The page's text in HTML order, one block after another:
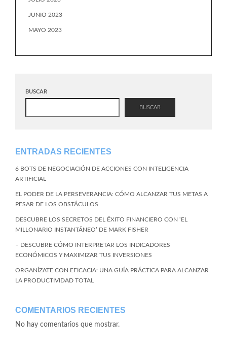
JUNIO 2023
MAYO 2023
BUSCAR
BUSCAR
ENTRADAS RECIENTES
6 BOTS DE NEGOCIACIÓN DE ACCIONES CON INTELIGENCIA
ARTIFICIAL
EL PODER DE LA PERSEVERANCIA: CÓMO ALCANZAR TUS METAS A
PESAR DE LOS OBSTÁCULOS
DESCUBRE LOS SECRETOS DEL ÉXITO FINANCIERO CON ‘EL
MILLONARIO INSTANTÁNEO’ DE MARK FISHER
– DESCUBRE CÓMO INTERPRETAR LOS INDICADORES
ECONÓMICOS Y MAXIMIZAR TUS INVERSIONES
ORGANÍZATE CON EFICACIA: UNA GUÍA PRÁCTICA PARA ALCANZAR
LA PRODUCTIVIDAD TOTAL
COMENTARIOS RECIENTES
No hay comentarios que mostrar.